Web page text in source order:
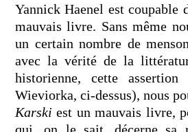
Yannick Haenel est
mauvais livre. Sans même
un certain nombre de
avec la vérité de la
historienne, cette
Wieviorka, ci-dessus), nous
Karski est un mauvais livre,